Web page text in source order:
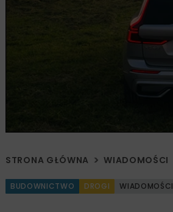
STRONA GŁÓWNA WIADOMOŚCI
BUDOWNICTWO DROGI WIADOMOŚCI